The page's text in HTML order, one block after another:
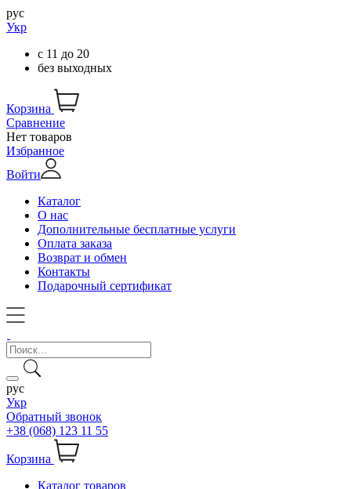
рус
Укр
с 11 до 20
без выходных
Корзина
Сравнение
Нет товаров
Избранное
Войти
Каталог
О нас
Дополнительные бесплатные услуги
Оплата заказа
Возврат и обмен
Контакты
Подарочный сертификат
рус
Укр
Обратный звонок
+38 (068) 123 11 55
Корзина
Каталог товаров